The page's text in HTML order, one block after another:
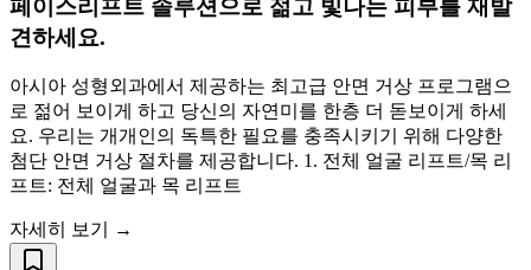
페이스리프트 솔루션으로 젊고 빛나는 피부를 재발
견하세요.
아시아 성형외과에서 제공하는 최고급 안면 거상 프로그램으
로 젊어 보이게 하고 당신의 자연미를 한층 더 돋보이게 하세
요. 우리는 개개인의 독특한 필요를 충족시키기 위해 다양한
첨단 안면 거상 절차를 제공합니다. 1. 전체 얼굴 리프트/목 리
프트: 전체 얼굴과 목 리프트
자세히 보기 →